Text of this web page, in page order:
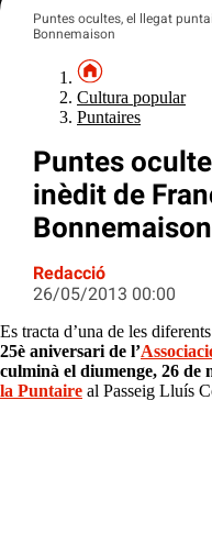
Puntes ocultes, el llegat
Bonnemaison
Cultura popular
Puntaires
Puntes
inèdit de
Bonnemaison
Redacció
26/05/2013 00:00
Es tracta d’una de les
25è aniversari de l’
culminà el diumenge, 26 de
la Puntaire al Passeig Lluís